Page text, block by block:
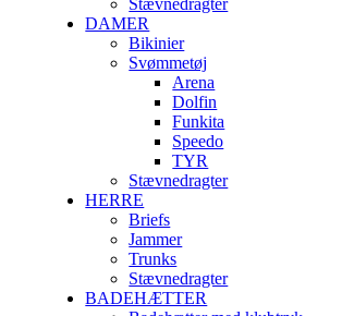
Stævnedragter
DAMER
Bikinier
Svømmetøj
Arena
Dolfin
Funkita
Speedo
TYR
Stævnedragter
HERRE
Briefs
Jammer
Trunks
Stævnedragter
BADEHÆTTER